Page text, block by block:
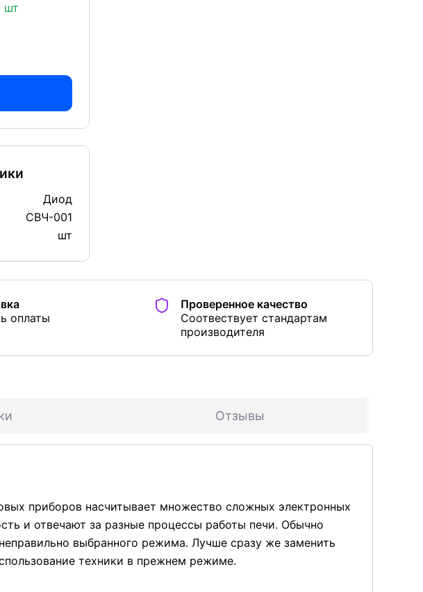
шт
Диод
СВЧ-001
шт
оплаты
Проверенное качество
Соотвествует стандартам
производителя
Отзывы
приборов насчитывает множество сложных электронных
и отвечают за разные процессы работы печи. Обычно
выбранного режима. Лучше сразу же заменить
техники в прежнем режиме.